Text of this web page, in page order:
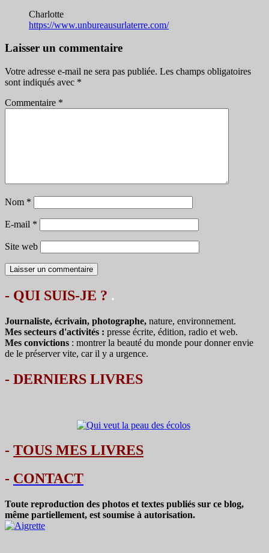
Charlotte
https://www.unbureausurlaterre.com/
Laisser un commentaire
Votre adresse e-mail ne sera pas publiée. Les champs obligatoires
sont indiqués avec *
Commentaire *
Nom *
E-mail *
Site web
- QUI SUIS-JE ? .
Journaliste, écrivain, photographe, nature, environnement.
Mes secteurs d'activités : presse écrite, édition, radio et web.
Mes convictions : montrer la beauté du monde pour donner envie
de le préserver vite, car il y a urgence.
- DERNIERS LIVRES
- TOUS MES LIVRES
- CONTACT
Toute reproduction des photos et textes publiés sur ce blog,
même partiellement, est soumise à autorisation.